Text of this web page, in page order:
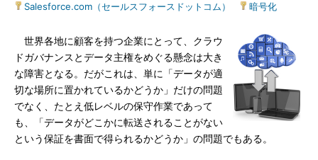
Salesforce.com（セールスフォースドットコム）
暗号化
世界各地に顧客を持つ企業にとって、クラウ
ドガバナンスとデータ主権をめぐる懸念は大き
な障害となる。だがこれは、単に「データが適
切な場所に置かれているかどうか」だけの問題
でなく、たとえ低レベルの保守作業であって
も、「データがどこかに転送されることがない
という保証を書面で得られるかどうか」の問題でもある。